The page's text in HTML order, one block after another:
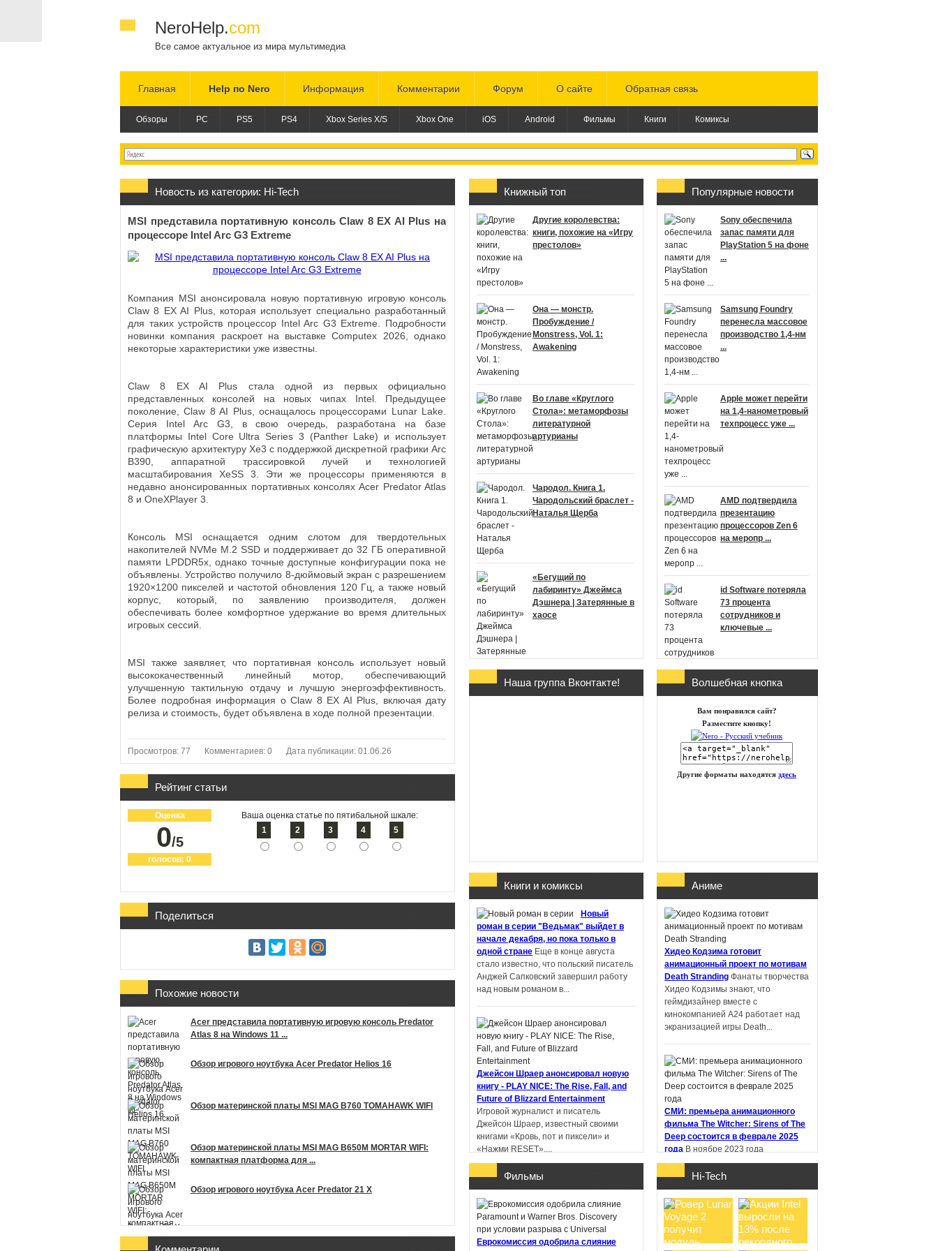
NeroHelp.com
Все самое актуальное из мира мультимедиа
Главная Help по Nero Информация Комментарии Форум О сайте Обратная связь
Обзоры PC PS5 PS4 Xbox Series X/S Xbox One iOS Android Фильмы Книги Комиксы
Новость из категории: Hi-Tech
MSI представила портативную консоль Claw 8 EX AI Plus на
процессоре Intel Arc G3 Extreme
Компания MSI анонсировала новую портативную игровую консоль
Claw 8 EX AI Plus, которая использует специально разработанный
для таких устройств процессор Intel Arc G3 Extreme. Подробности
новинки компания раскроет на выставке Computex 2026, однако
некоторые характеристики уже известны.
Claw 8 EX AI Plus стала одной из первых официально
представленных консолей на новых чипах Intel. Предыдущее
поколение, Claw 8 AI Plus, оснащалось процессорами Lunar Lake.
Серия Intel Arc G3, в свою очередь, разработана на базе
платформы Intel Core Ultra Series 3 (Panther Lake) и использует
графическую архитектуру Xe3 с поддержкой дискретной графики Arc
B390, аппаратной трассировкой лучей и технологией
масштабирования XeSS 3. Эти же процессоры применяются в
недавно анонсированных портативных консолях Acer Predator Atlas
8 и OneXPlayer 3.
Консоль MSI оснащается одним слотом для твердотельных
накопителей NVMe M.2 SSD и поддерживает до 32 ГБ оперативной
памяти LPDDR5x, однако точные доступные конфигурации пока не
объявлены. Устройство получило 8-дюймовый экран с разрешением
1920×1200 пикселей и частотой обновления 120 Гц, а также новый
корпус, который, по заявлению производителя, должен
обеспечивать более комфортное удержание во время длительных
игровых сессий.
MSI также заявляет, что портативная консоль использует новый
высококачественный линейный мотор, обеспечивающий
улучшенную тактильную отдачу и лучшую энергоэффективность.
Более подробная информация о Claw 8 EX AI Plus, включая дату
релиза и стоимость, будет объявлена в ходе полной презентации.
Просмотров: 77 Комментариев: 0 Дата публикации: 01.06.26
Рейтинг статьи
Оценка
0/5
голосов: 0
Ваша оценка статье по пятибальной шкале:
1
2 3 4 5
Поделиться
Похожие новости
Acer представила портативную игровую консоль Predator
Atlas 8 на Windows 11 ...
Обзор игрового ноутбука Acer Predator Helios 16
Обзор материнской платы MSI MAG B760 TOMAHAWK WIFI
Обзор материнской платы MSI MAG B650M MORTAR WIFI:
компактная платформа для ...
Обзор игрового ноутбука Acer Predator 21 X
Книжный топ
Другие королевства:
книги, похожие на «Игру
престолов»
Она — монстр.
Пробуждение /
Monstress, Vol. 1:
Awakening
Во главе «Круглого
Стола»: метаморфозы
литературной
артурианы
Чародол. Книга 1.
Чародольский браслет -
Наталья Щерба
«Бегущий по
лабиринту» Джеймса
Дэшнера | Затерянные в
хаосе
Гарри Поттер и Дары
призраки - Джон Бойн
Пандемониум. Город
тёмных секретов -
Ученик рейнджера.
Руины Горлана - Джон
Фланаган
Наша группа Вконтакте!
Книги и комиксы
Новый
роман в серии "Ведьмак" выйдет в
начале декабря, но пока только в
одной стране Еще в конце августа
стало известно, что польский писатель
Анджей Сапковский завершил работу
над новым романом в...
Джейсон Шраер анонсировал новую
книгу - PLAY NICE: The Rise, Fall, and
Future of Blizzard Entertainment
Игровой журналист и писатель
Джейсон Шраер, известный своими
книгами «Кровь, пот и пиксели» и
«Нажми RESET»,...
В Китае литературную премию
получил роман, написанный с
помощью ИИПрофессор Пекинского
Фильмы
Еврокомиссия одобрила слияние
Популярные новости
Sony обеспечила
запас памяти для
PlayStation 5 на фоне
...
Samsung Foundry
перенесла массовое
производство 1,4-нм
...
Apple может перейти
на 1,4-нанометровый
техпроцесс уже ...
AMD подтвердила
презентацию
процессоров Zen 6
на меропр ...
id Software потеряла
73 процента
сотрудников и
ключевые ...
анонсировала новые
игры в Xbox Game
Pass на п ...
Глава Xbox
бизнеса посл ...
PIN-UP: что
проверить перед
регистрацией и
первым депоз ...
Samsung работает
наушниками Galaxy
Buds с не ...
Волшебная кнопка
Вам понравился сайт?
Разместите кнопку!
Другие форматы находятся здесь
Аниме
Хидео Кодзима готовит
анимационный проект по мотивам
Death Stranding Фанаты творчества
Хидео Кодзимы знают, что
геймдизайнер вместе с
кинокомпанией A24 работает над
экранизацией игры Death...
СМИ: премьера анимационного
фильма The Witcher: Sirens of The
Deep состоится в феврале 2025
года В ноябре 2023 года
стриминговый сервис Netflix
анонсировал анимационный фильм
Witcher:...
Hi-Tech